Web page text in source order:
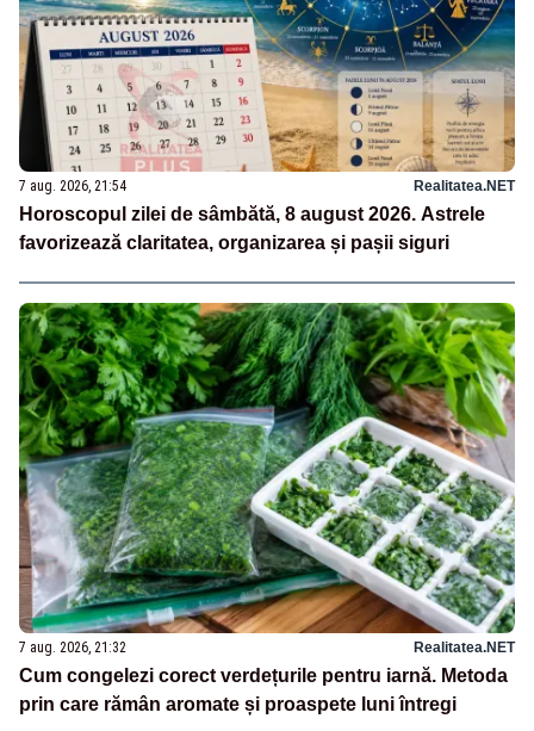
7 aug. 2026, 21:54 Realitatea.NET
Horoscopul zilei de sâmbătă, 8 august 2026. Astrele
favorizează claritatea, organizarea și pașii siguri
7 aug. 2026, 21:32 Realitatea.NET
Cum congelezi corect verdețurile pentru iarnă. Metoda
prin care rămân aromate și proaspete luni întregi